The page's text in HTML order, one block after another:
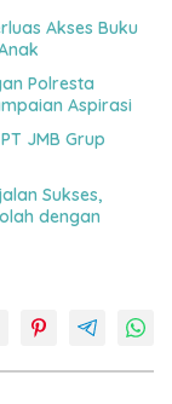
Akses Buku
Polresta
Aspirasi
JMB Grup
Sukses,
dengan